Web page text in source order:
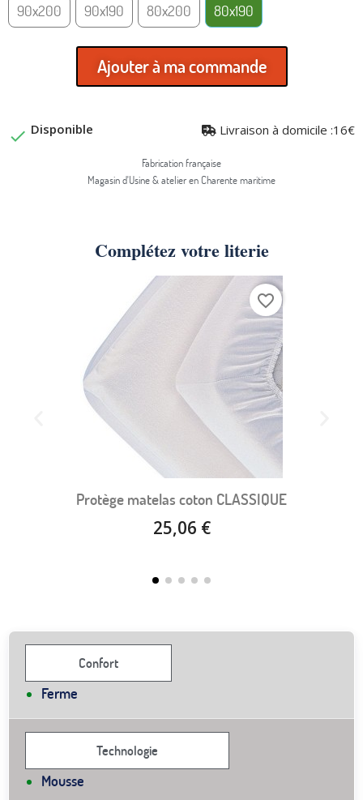
90x200 90x190 80x200 80x190
Ajouter à ma commande
 Disponible Livraison à domicile :16€
Fabrication française
Magasin d'Usine & atelier en Charente maritime
Complétez votre literie
Protège matelas coton CLASSIQUE
25,06 €
favorite_border
Confort
Ferme
Technologie
Mousse